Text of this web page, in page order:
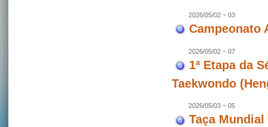
2026/05/02 ~ 03
Campeonato
2026/05/02 ~ 07
1ª Etapa da
Taekwondo
2026/05/03 ~ 05
Taça